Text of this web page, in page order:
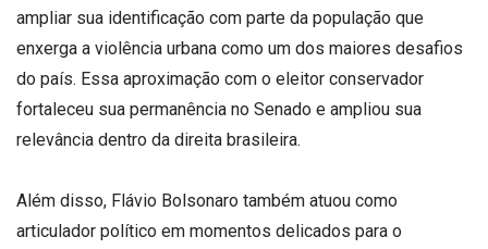
ampliar sua identificação com parte da população que
enxerga a violência urbana como um dos maiores desafios
do país. Essa aproximação com o eleitor conservador
fortaleceu sua permanência no Senado e ampliou sua
relevância dentro da direita brasileira.
Além disso, Flávio Bolsonaro também atuou como
articulador político em momentos delicados para o